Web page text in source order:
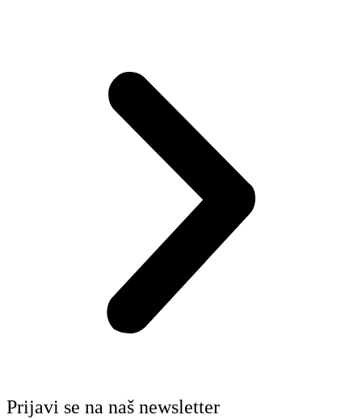
Prijavi se na naš newsletter